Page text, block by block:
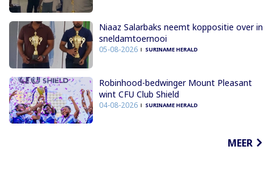
Niaaz Salarbaks neemt koppositie over in
sneldamtoernooi
05-08-2026 SURINAME HERALD
Robinhood-bedwinger Mount Pleasant
wint CFU Club Shield
04-08-2026 SURINAME HERALD
MEER